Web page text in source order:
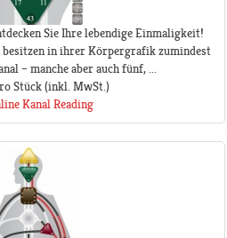
Sie Ihre lebendige Einmaligkeit!
besitzen in ihrer Körpergrafik zumindest
– manche aber auch fünf, ...
Stück(inkl. MwSt.)
Kanal Reading